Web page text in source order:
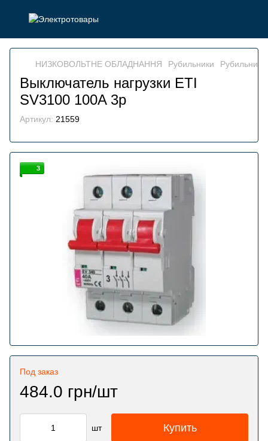
НИЗКОВОЛЬТНЕ ОБЛАДНАННЯ Рубильники
Выключатель нагрузки ETI
SV3100 100A 3p
Артикул: 21559
3
Под заказ
484.0 грн/шт
шт Купить